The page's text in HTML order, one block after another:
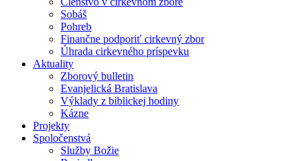
Sobáš
Pohreb
Finančne podporiť cirkevný zbor
Úhrada cirkevného príspevku
Aktuality
Zborový bulletin
Evanjelická Bratislava
Výklady z biblickej hodiny
Kázne
Projekty
Spoločenstvá
Služby Božie